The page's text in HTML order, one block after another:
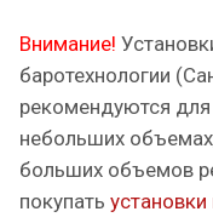
Внимание!
баротехнологии
рекомендуются
небольших
больших объемов
покупать